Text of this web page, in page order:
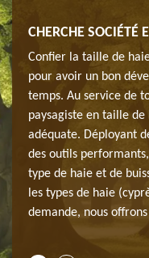
CHERCHE SOCIÉTÉ
Confier la taille de
pour avoir un bon
temps. Au service de
paysagiste en taille
adéquate. Déployant
des outils
type de haie et de
les types de haie
demande, nous